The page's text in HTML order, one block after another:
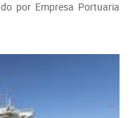
por Empresa Portuaria